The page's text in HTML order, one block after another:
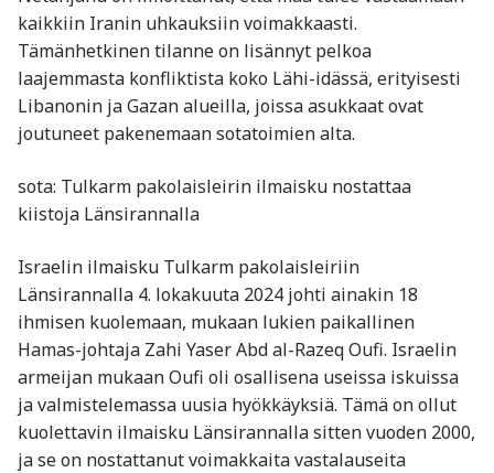
kaikkiin Iranin uhkauksiin voimakkaasti.
Tämänhetkinen tilanne on lisännyt pelkoa
laajemmasta konfliktista koko Lähi-idässä, erityisesti
Libanonin ja Gazan alueilla, joissa asukkaat ovat
joutuneet pakenemaan sotatoimien alta.
sota: Tulkarm pakolaisleirin ilmaisku nostattaa
kiistoja Länsirannalla
Israelin ilmaisku Tulkarm pakolaisleiriin
Länsirannalla 4. lokakuuta 2024 johti ainakin 18
ihmisen kuolemaan, mukaan lukien paikallinen
Hamas-johtaja Zahi Yaser Abd al-Razeq Oufi. Israelin
armeijan mukaan Oufi oli osallisena useissa iskuissa
ja valmistelemassa uusia hyökkäyksiä. Tämä on ollut
kuolettavin ilmaisku Länsirannalla sitten vuoden 2000,
ja se on nostattanut voimakkaita vastalauseita